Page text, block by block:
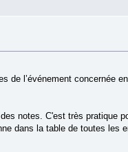
l’événement concernée
notes. C'est très pratique
dans la table de toutes les